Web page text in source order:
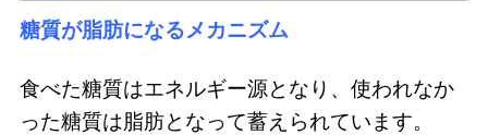
糖質が脂肪になるメカニズム
食べた糖質はエネルギー源となり、使われなか
った糖質は脂肪となって蓄えられています。